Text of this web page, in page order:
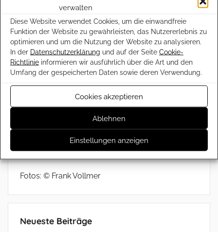
verwalten
Diese Website verwendet Cookies, um die einwandfreie
Funktion der Website zu gewährleisten, das Nutzererlebnis zu
optimieren und um die Nutzung der Website zu analysieren.
In der Datenschutzerklärung und auf der Seite Cookie-
Richtlinie informieren wir ausführlich über die Art und den
Umfang der gespeicherten Daten sowie deren Verwendung.
Cookies akzeptieren
Ablehnen
Einstellungen anzeigen
Nachdem der Maibaum stand, lud die
Dorfgemeinschaft Torkenweiler zur fröhlichen
Hockete ein. Bis spät in den Abend feierten die
Mitglieder der Dorfgemeinschaft und ihre Gäste in
geselliger Atmosphäre den Beginn des
Wonnemonats Mai. Das Maibaumstellen hat eine
lange Tradition in Torkenweiler. Es zählt zu den
jährlichen Höhepunkten im Dorfleben und ist
Ausdruck einer lebendigen Dorfgemeinschaft.
Erschienen in: WIR in Ravensburg, Amtsblatt der
Stadt Ravensburg, 16.05.2026
Fotos: © Frank Vollmer
Neueste Beiträge